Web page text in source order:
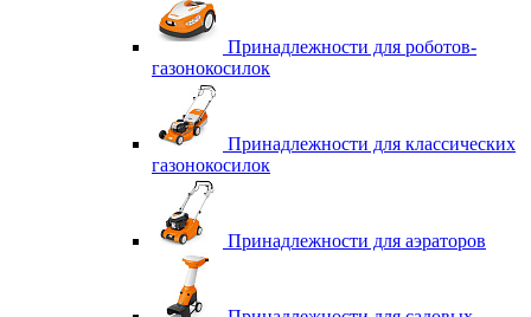
Принадлежности для роботов-
газонокосилок
Принадлежности для классических
газонокосилок
Принадлежности для аэраторов